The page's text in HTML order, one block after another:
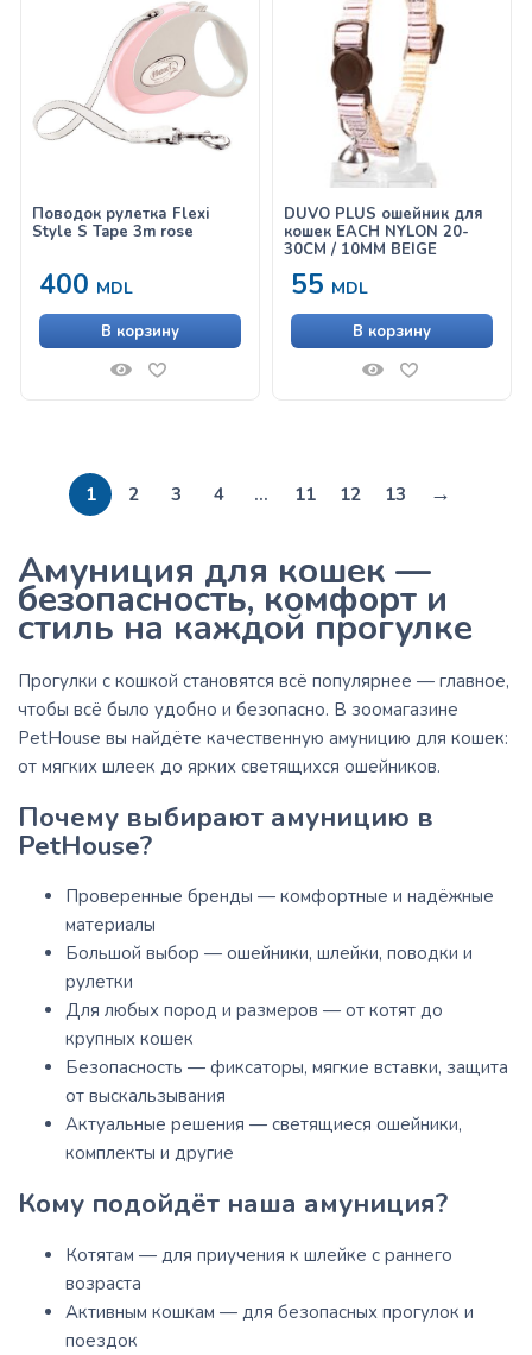
Поводок рулетка Flexi
Style S Tape 3m rose
400 MDL
В корзину
DUVO PLUS ошейник для
кошек EACH NYLON 20-
30CM / 10MM BEIGE
55 MDL
В корзину
1 2 3 4 … 11 12 13 →
Амуниция для кошек —
безопасность, комфорт и
стиль на каждой прогулке
Прогулки с кошкой становятся всё популярнее — главное,
чтобы всё было удобно и безопасно. В зоомагазине
PetHouse вы найдёте качественную амуницию для кошек:
от мягких шлеек до ярких светящихся ошейников.
Почему выбирают амуницию в
PetHouse?
Проверенные бренды — комфортные и надёжные
материалы
Большой выбор — ошейники, шлейки, поводки и
рулетки
Для любых пород и размеров — от котят до
крупных кошек
Безопасность — фиксаторы, мягкие вставки, защита
от выскальзывания
Актуальные решения — светящиеся ошейники,
комплекты и другие
Кому подойдёт наша амуниция?
Котятам — для приучения к шлейке с раннего
возраста
Активным кошкам — для безопасных прогулок и
поездок